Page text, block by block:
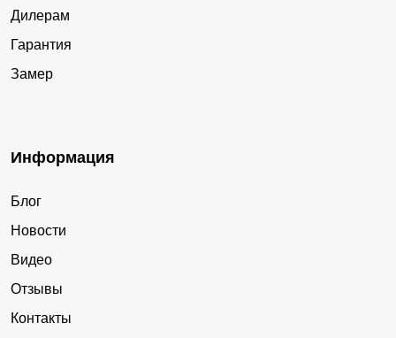
Дилерам
Гарантия
Замер
Информация
Блог
Новости
Видео
Отзывы
Контакты